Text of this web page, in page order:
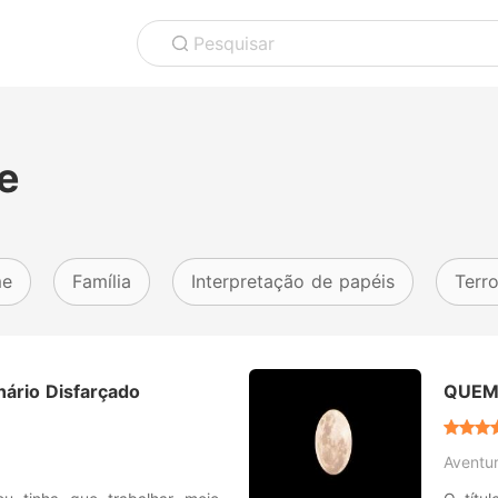
Pesquisar
Família Interpretação de papéis
Disfarçado
DA